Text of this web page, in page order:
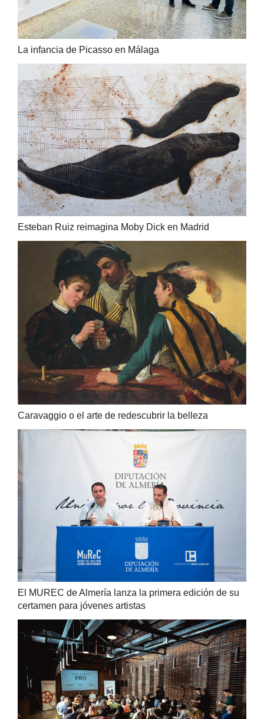
La infancia de Picasso en Málaga
Esteban Ruiz reimagina Moby Dick en Madrid
Caravaggio o el arte de redescubrir la belleza
El MUREC de Almería lanza la primera edición de su
certamen para jóvenes artistas